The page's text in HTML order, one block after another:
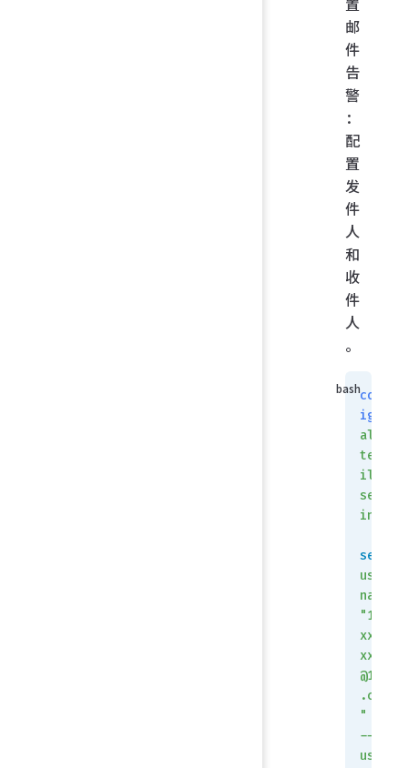
邮
件
告
警
：
配
置
发
件
人
和
收
件
人
。
conf
ig
aler
tema
il
sett
ing
set
user
name
"186
xxxx
xxxx
@163
.com
"
---
user